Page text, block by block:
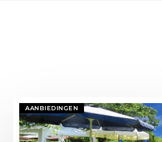
AANBIEDINGEN